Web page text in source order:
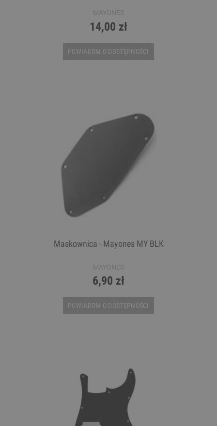
MAYONES
14,00 zł
POWIADOM O DOSTĘPNOŚCI
Maskownica - Mayones MY BLK
MAYONES
6,90 zł
POWIADOM O DOSTĘPNOŚCI